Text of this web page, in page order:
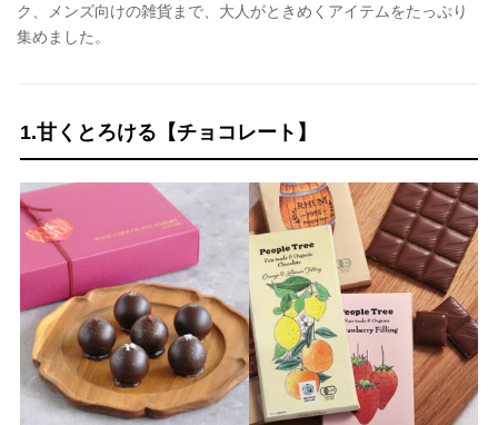
ク、メンズ向けの雑貨まで、大人がときめくアイテムをたっぷり
集めました。
1.甘くとろける【チョコレート】